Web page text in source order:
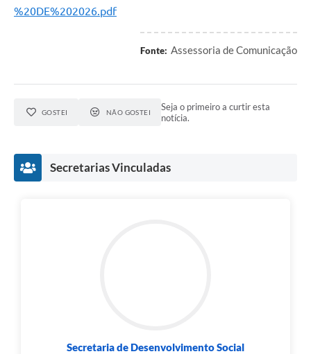
%20DE%202026.pdf
Fonte: Assessoria de Comunicação
GOSTEI NÃO GOSTEI
Seja o primeiro a curtir esta
notícia.
Secretarias Vinculadas
Secretaria de Desenvolvimento Social